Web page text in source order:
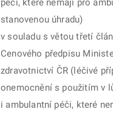
péči, které nemají pro
stanovenou úhradu)
v souladu s větou třetí
Cenového předpisu
zdravotnictví ČR (léčivé
onemocnění s použitím v
i ambulantní péči, které